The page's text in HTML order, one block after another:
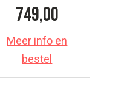
749,00
Meer info en
bestel